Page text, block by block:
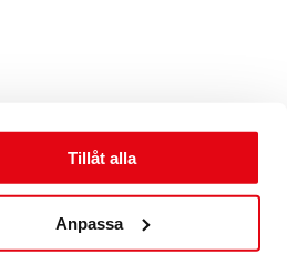
Tillåt alla
Anpassa